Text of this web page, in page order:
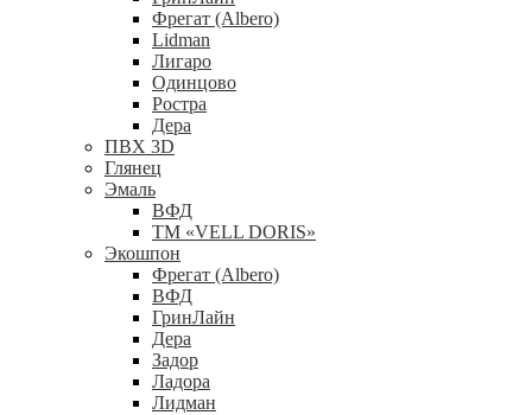
Фрегат (Albero)
Lidman
Лигаро
Одинцово
Ростра
Дера
ПВХ 3D
Глянец
Эмаль
ВФД
ТМ «VELL DORIS»
Экошпон
Фрегат (Albero)
ВФД
ГринЛайн
Дера
Задор
Ладора
Лидман